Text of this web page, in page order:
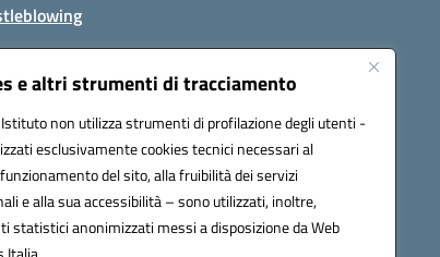
e altri strumenti di tracciamento
non utilizza strumenti di profilazione degli utenti -
esclusivamente cookies tecnici necessari al
del sito, alla fruibilità dei servizi
e alla sua accessibilità – sono utilizzati, inoltre,
statistici anonimizzati messi a disposizione da Web